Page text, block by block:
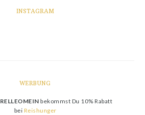
INSTAGRAM
WERBUNG
RELLEOMEIN bekommst Du 10% Rabatt
bei Reishunger